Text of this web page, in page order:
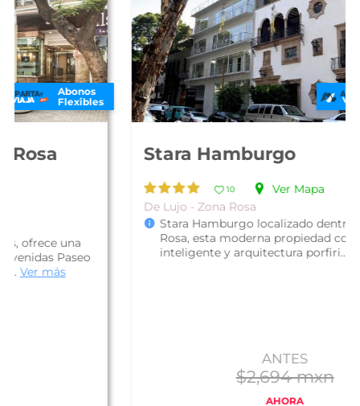
Abonos
Flexibles
Stara Hamburgo
Ver Mapa
De Lujo - Zona Rosa
Stara Hamburgo localizado dentro de la Zona
Rosa, esta moderna propiedad con tecnología
inteligente y arquitectura porfiri...Ver más